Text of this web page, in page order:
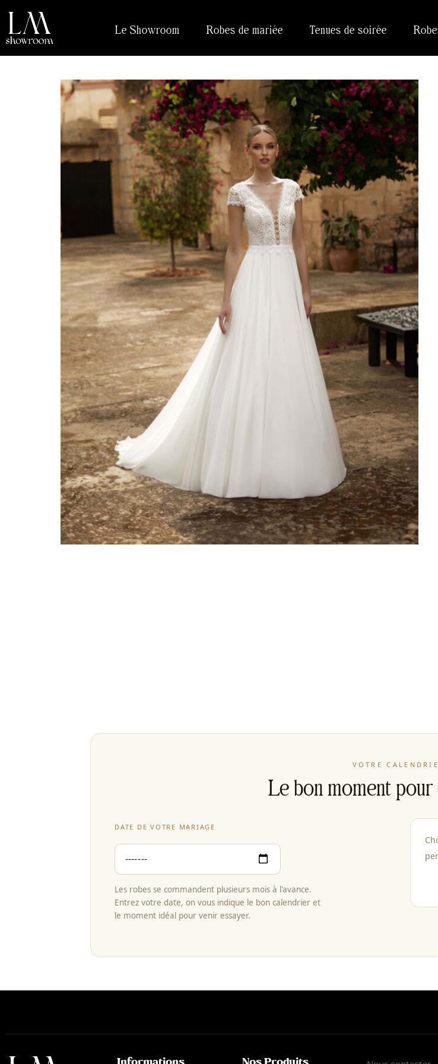
Le Showroom Robes de mariée Tenues de soirée
VOTRE
Le bon moment
DATE DE VOTRE MARIAGE
Les robes se commandent plusieurs mois à l'avance.
Entrez votre date, on vous indique le bon calendrier et
le moment idéal pour venir essayer.